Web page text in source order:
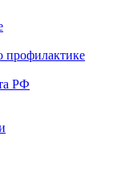
профилактике
РФ